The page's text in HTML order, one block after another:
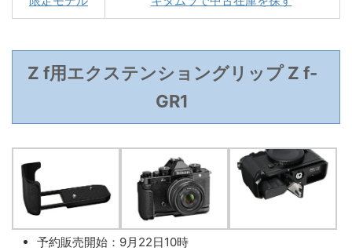
Z f用エクステンショングリップ Z f-
GR1
予約販売開始：9月22日10時